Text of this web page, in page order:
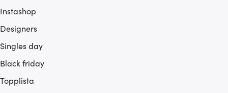
Instashop
Designers
Singles day
Black friday
Topplista